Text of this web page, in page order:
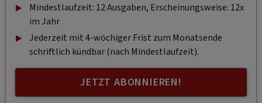
Mindestlaufzeit: 12 Ausgaben, Erscheinungsweise: 12x
im Jahr
Jederzeit mit 4-wöchiger Frist zum Monatsende
schriftlich kündbar (nach Mindestlaufzeit).
JETZT ABONNIEREN!